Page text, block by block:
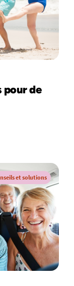
pour de
et solutions